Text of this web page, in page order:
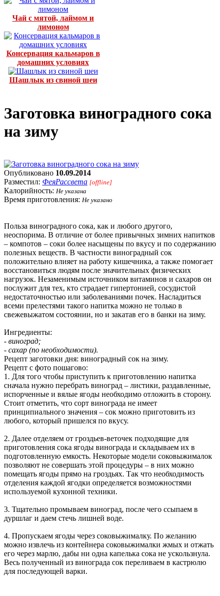
Чай с мятой, лаймом и
лимоном
Консервация кальмаров в
домашних условиях
Шашлык из свиной шеи
Заготовка виноградного сока
на зиму
Опубликовано 10.09.2014
Разместил: ФеяРассвета [offline]
Калорийность: Не указана
Время приготовления: Не указано
Польза виноградного сока, как и любого другого,
неоспорима. В отличие от более привычных зимних напитков
– компотов – соки более насыщены по вкусу и по содержанию
полезных веществ. В частности виноградный сок
положительно влияет на работу кишечника, а также помогает
восстановиться людям после значительных физических
нагрузок. Незаменимым источником витаминов и сахаров он
послужит для тех, кто страдает гипертонией, сосудистой
недостаточностью или заболеваниями почек. Насладиться
всеми прелестями такого напитка можно не только в
свежевыжатом состоянии, но и закатав его в банки на зиму.
Ингредиенты:
- виноград;
- сахар (по необходимости).
Рецепт заготовки дня: виноградный сок на зиму.
Рецепт с фото пошагово:
1. Для того чтобы приступить к приготовлению напитка
сначала нужно перебрать виноград – листики, раздавленные,
испорченные и вялые ягоды необходимо отложить в сторону.
Стоит отметить, что сорт винограда не имеет
принципиального значения – сок можно приготовить из
любого, который пришелся по вкусу.
2. Далее отделяем от гроздьев-веточек подходящие для
приготовления сока ягоды винограда и складываем их в
подготовленную емкость. Некоторые модели соковыжималок
позволяют не совершать этой процедуры – в них можно
помещать ягоды прямо на гроздьях. Так что необходимость
отделения каждой ягодки определяется возможностями
используемой кухонной техники.
3. Тщательно промываем виноград, после чего ссыпаем в
дуршлаг и даем стечь лишней воде.
4. Пропускаем ягоды через соковыжималку. По желанию
можно извлечь из контейнера соковыжималки жмых и отжать
его через марлю, дабы ни одна капелька сока не ускользнула.
Весь полученный из винограда сок переливаем в кастрюлю
для последующей варки.